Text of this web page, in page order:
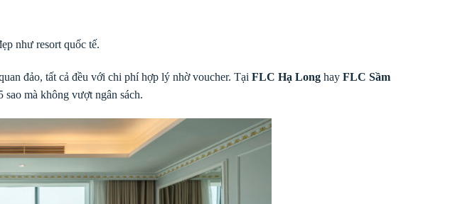
như resort quốc tế.
đảo, tất cả đều với chi phí hợp lý nhờ voucher. Tại FLC Hạ Long hay FLC Sầm
mà không vượt ngân sách.